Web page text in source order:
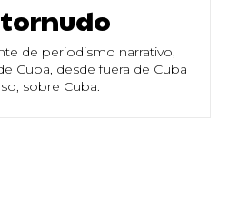
de periodismo narrativo,
Cuba, desde fuera de Cuba
sobre Cuba.